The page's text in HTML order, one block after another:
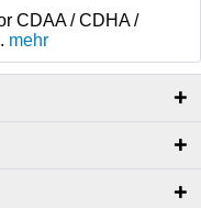
CDAA / CDHA /
mehr